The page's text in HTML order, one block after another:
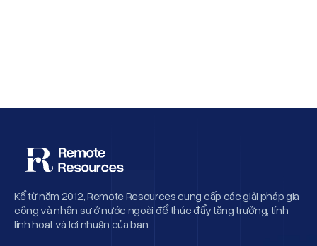
Kể từ năm 2012, Remote Resources cung cấp các giải pháp gia
công và nhân sự ở nước ngoài để thúc đẩy tăng trưởng, tính
linh hoạt và lợi nhuận của bạn.